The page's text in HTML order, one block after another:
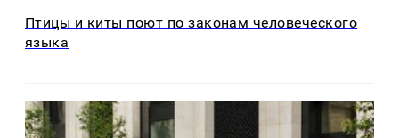
Птицы и киты поют по законам человеческого
языка